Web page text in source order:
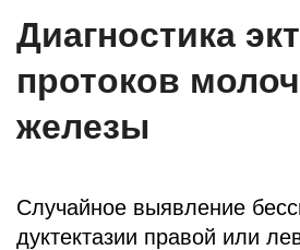
Диагностика
протоков
железы
Случайное выявление
дуктектазии правой или